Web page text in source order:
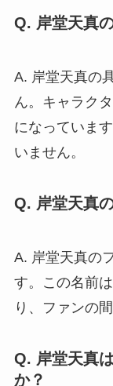
Q. 岸堂天真
A. 岸堂天真の
ん。キャラク
になっていま
いません。
Q. 岸堂天真
A. 岸堂天真の
す。この名前
り、ファンの
Q. 岸堂天真
か？